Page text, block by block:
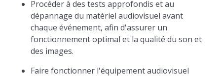
Procéder à des tests approfondis et au
dépannage du matériel audiovisuel avant
chaque événement, afin d'assurer un
fonctionnement optimal et la qualité du son et
des images.
Faire fonctionner l'équipement audiovisuel